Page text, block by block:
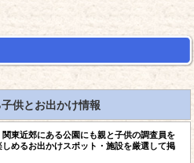
供とお出かけ情報
東近郊にある公園にも親と子供の調査員を
めるお出かけスポット・施設を厳選して掲